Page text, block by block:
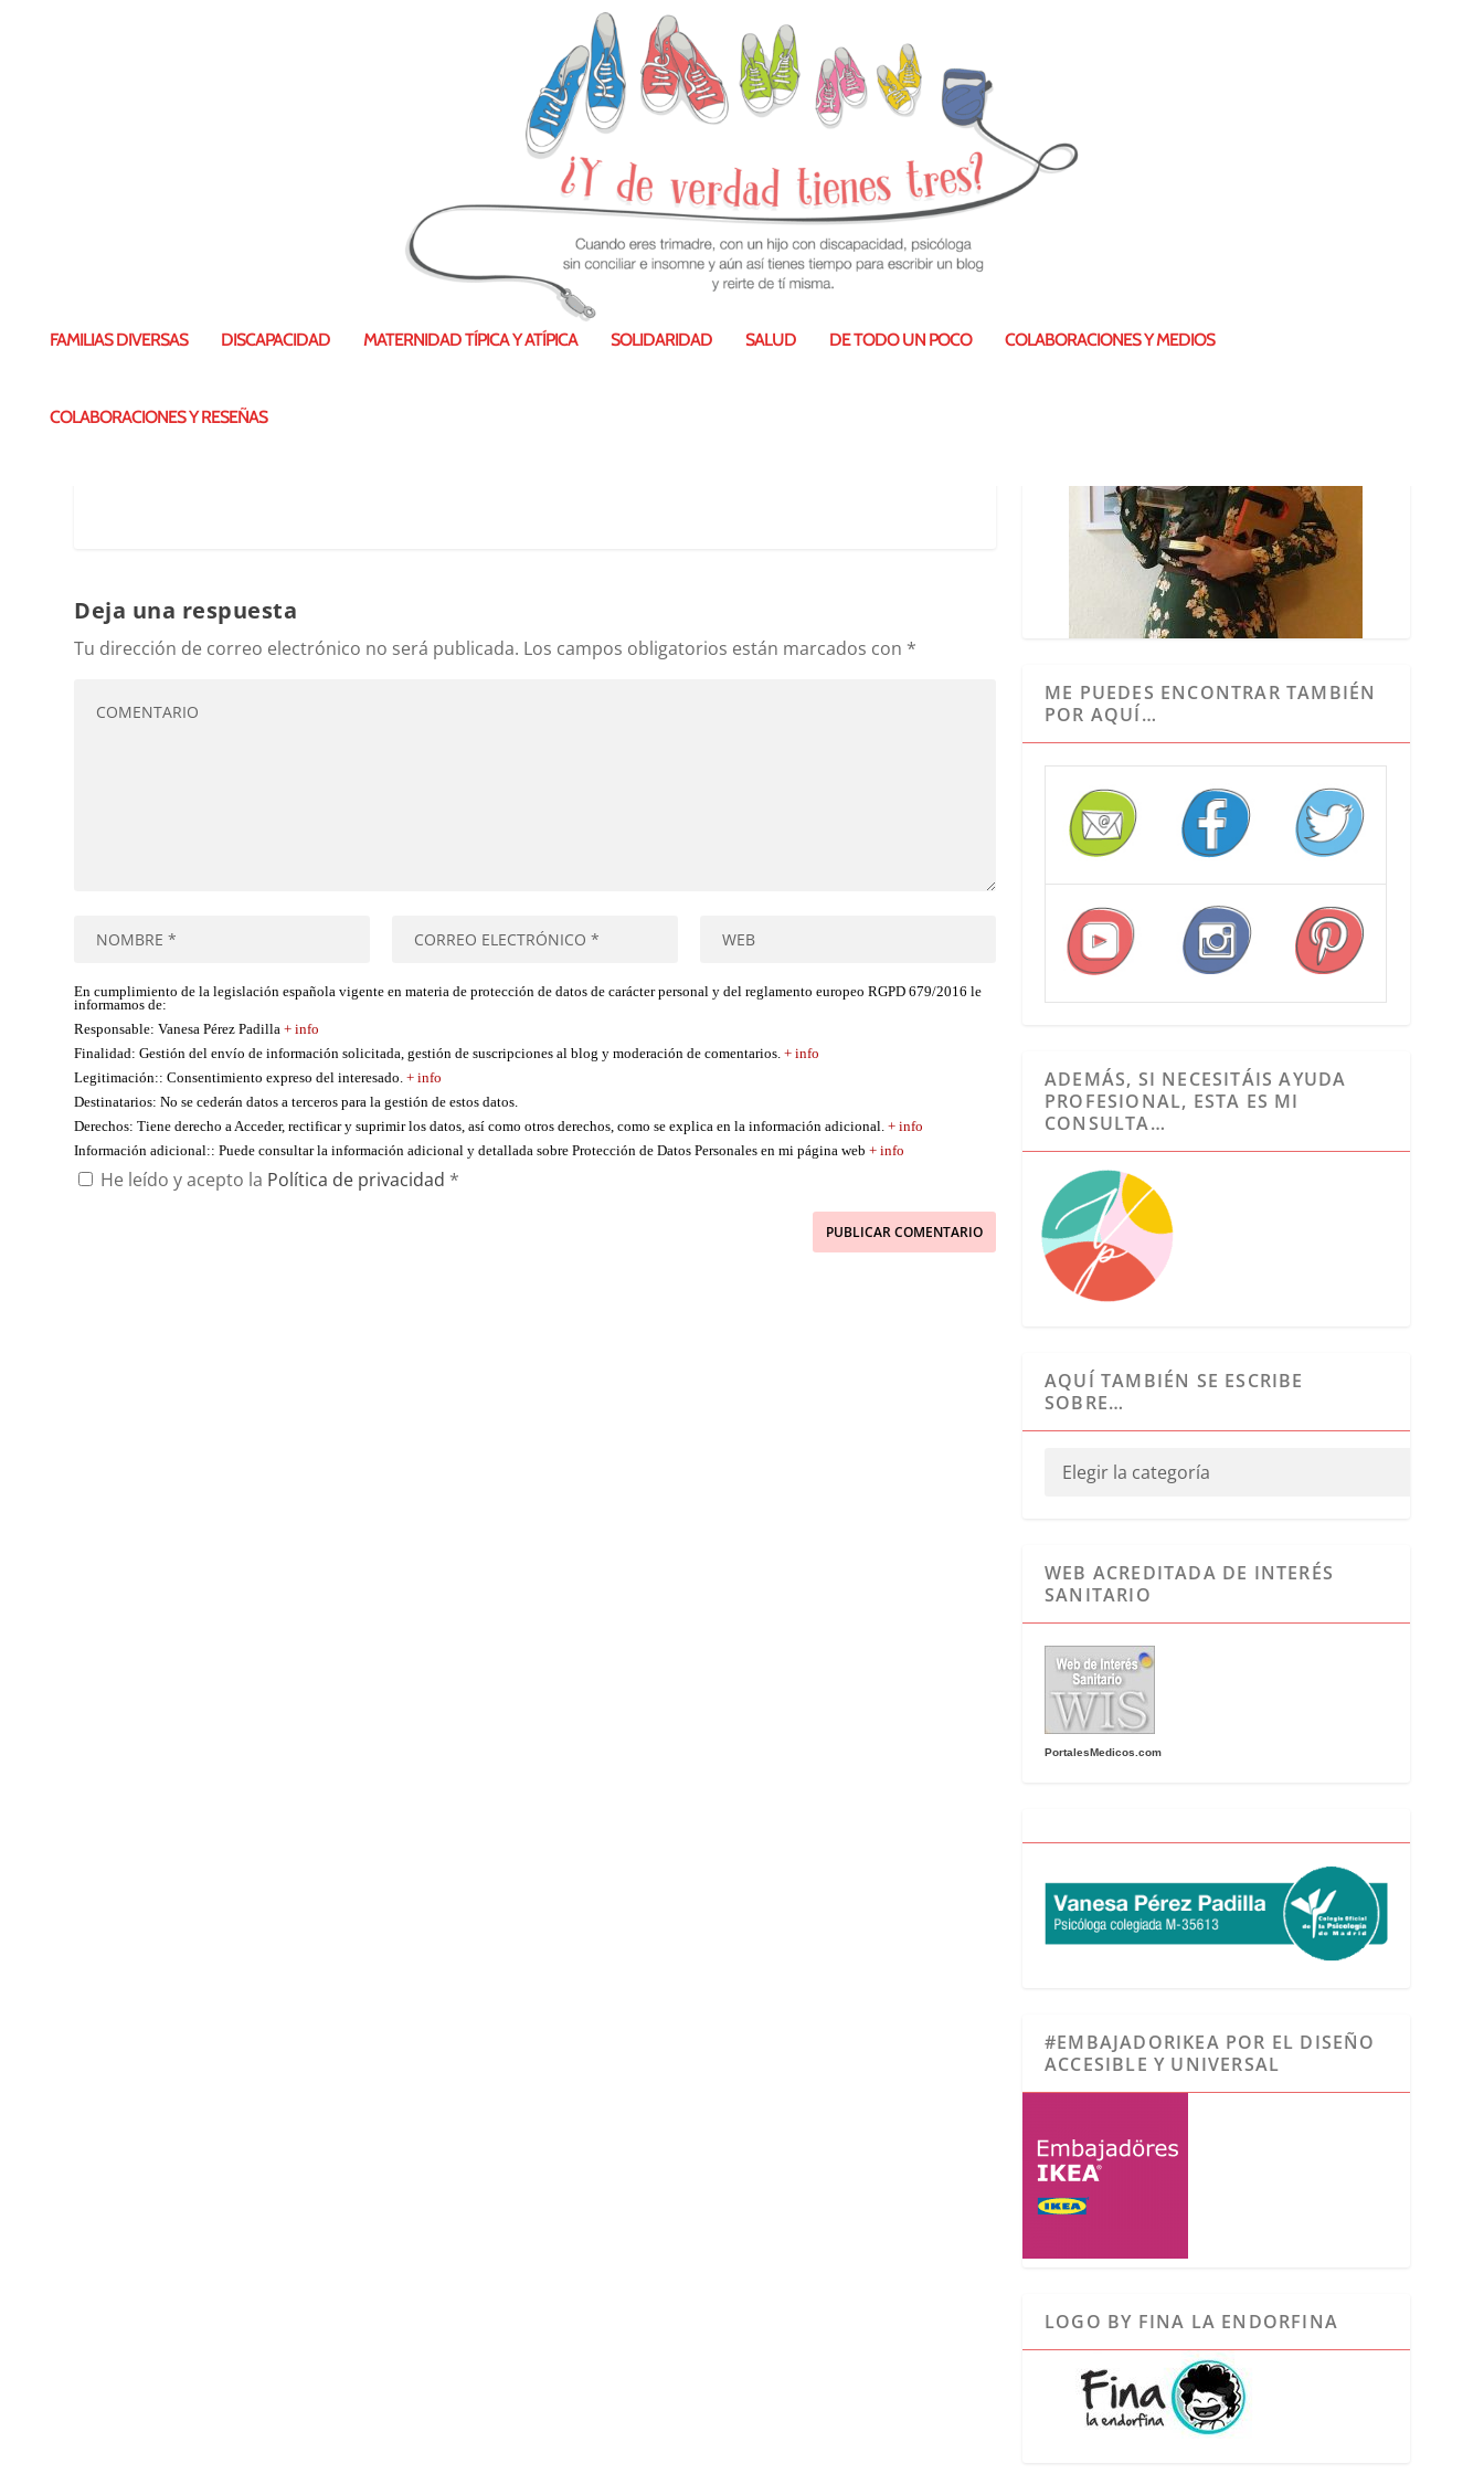
FAMILIAS DIVERSAS DISCAPACIDAD MATERNIDAD TÍPICA Y ATÍPICA SOLIDARIDAD SALUD DE TODO UN POCO COLABORACIONES Y MEDIOS
COLABORACIONES Y RESEÑAS
Deja una respuesta
Tu dirección de correo electrónico no será publicada. Los campos obligatorios están marcados con *
En cumplimiento de la legislación española vigente en materia de protección de datos de carácter personal y del reglamento europeo RGPD 679/2016 le
informamos de:
Responsable: Vanesa Pérez Padilla+ info
Finalidad: Gestión del envío de información solicitada, gestión de suscripciones al blog y moderación de comentarios.+ info
Legitimación:: Consentimiento expreso del interesado.+ info
Destinatarios: No se cederán datos a terceros para la gestión de estos datos.
Derechos: Tiene derecho a Acceder, rectificar y suprimir los datos, así como otros derechos, como se explica en la información adicional.+ info
Información adicional:: Puede consultar la información adicional y detallada sobre Protección de Datos Personales en mi página web+ info
He leído y acepto la Política de privacidad *
ME PUEDES ENCONTRAR TAMBIÉN
POR AQUÍ…
ADEMÁS, SI NECESITÁIS AYUDA
PROFESIONAL, ESTA ES MI
CONSULTA…
AQUÍ TAMBIÉN SE ESCRIBE
SOBRE…
WEB ACREDITADA DE INTERÉS
SANITARIO
PortalesMedicos.com
#EMBAJADORIKEA POR EL DISEÑO
ACCESIBLE Y UNIVERSAL
LOGO BY FINA LA ENDORFINA